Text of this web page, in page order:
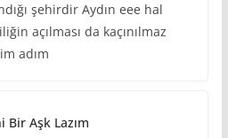
şehirdir Aydın eee hal
açılması da kaçınılmaz
adım
Bir Aşk Lazım